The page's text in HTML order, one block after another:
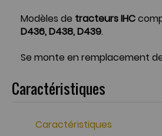
Modèles de tracteurs IHC
D436, D438, D439.
Se monte en remplacement
Caractéristiques
Caractéristiques